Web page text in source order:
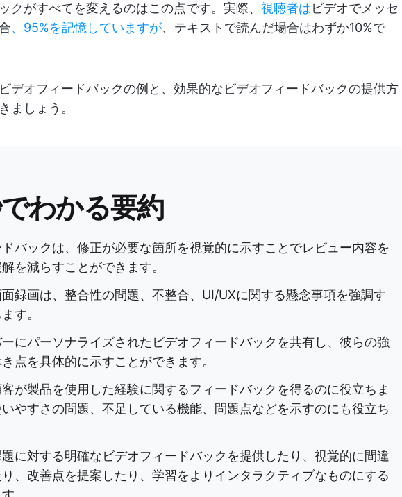
クがすべてを変えるのはこの点です。実際、 視聴者はビデオでメッセ
、95%を記憶していますが、テキストで読んだ場合はわずか10%で
デオフィードバックの例と、効果的なビデオフィードバックの提供方
ましょう。
わかる要約
バックは、修正が必要な箇所を視覚的に示すことでレビュー内容を
を減らすことができます。
録画は、整合性の問題、不整合、UI/UXに関する懸念事項を強調す
す。
にパーソナライズされたビデオフィードバックを共有し、彼らの強
点を具体的に示すことができます。
が製品を使用した経験に関するフィードバックを得るのに役立ちま
やすさの問題、不足している機能、問題点などを示すのにも役立ち
に対する明確なビデオフィードバックを提供したり、視覚的に間違
、改善点を提案したり、学習をよりインタラクティブなものにする